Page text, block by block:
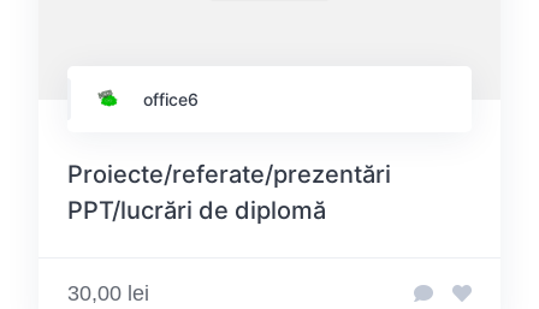
office6
Proiecte/referate/prezentări
PPT/lucrări de diplomă
30,00 lei